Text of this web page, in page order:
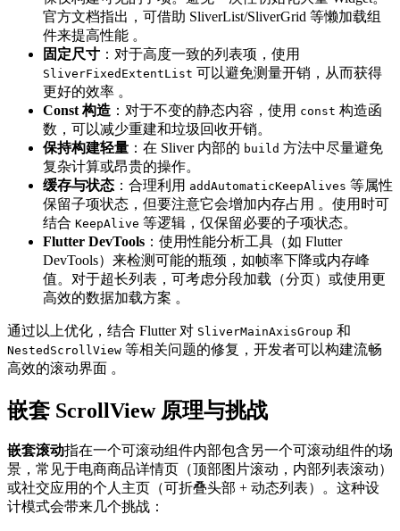
官方文档指出，可借助 SliverList/SliverGrid 等懒加载组
件来提高性能 。
固定尺寸 ：对于高度一致的列表项，使用
SliverFixedExtentList 可以避免测量开销，从而获得
更好的效率 。
Const 构造 ：对于不变的静态内容，使用 const 构造函
数，可以减少重建和垃圾回收开销。
保持构建轻量 ：在 Sliver 内部的 build 方法中尽量避免
复杂计算或昂贵的操作。
缓存与状态 ：合理利用 addAutomaticKeepAlives 等属性
保留子项状态，但要注意它会增加内存占用 。使用时可
结合 KeepAlive 等逻辑，仅保留必要的子项状态。
Flutter DevTools ：使用性能分析工具（如 Flutter
DevTools）来检测可能的瓶颈，如帧率下降或内存峰
值。对于超长列表，可考虑分段加载（分页）或使用更
高效的数据加载方案 。
通过以上优化，结合 Flutter 对 SliverMainAxisGroup 和
NestedScrollView 等相关问题的修复，开发者可以构建流畅
高效的滚动界面 。
嵌套 ScrollView 原理与挑战
嵌套滚动指在一个可滚动组件内部包含另一个可滚动组件的场
景，常见于电商商品详情页（顶部图片滚动，内部列表滚动）
或社交应用的个人主页（可折叠头部 + 动态列表）。这种设
计模式会带来几个挑战：